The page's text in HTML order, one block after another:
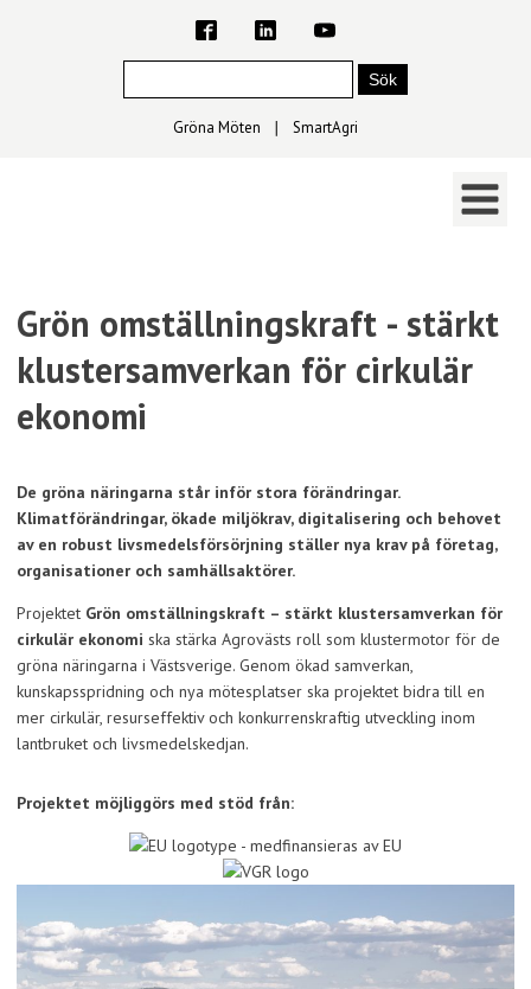
Gröna Möten ∣ SmartAgri
Grön omställningskraft - stärkt
klustersamverkan för cirkulär
ekonomi
De gröna näringarna står inför stora förändringar.
Klimatförändringar, ökade miljökrav, digitalisering och behovet
av en robust livsmedelsförsörjning ställer nya krav på företag,
organisationer och samhällsaktörer.
Projektet Grön omställningskraft – stärkt klustersamverkan för
cirkulär ekonomi ska stärka Agrovästs roll som klustermotor för de
gröna näringarna i Västsverige. Genom ökad samverkan,
kunskapsspridning och nya mötesplatser ska projektet bidra till en
mer cirkulär, resurseffektiv och konkurrenskraftig utveckling inom
lantbruket och livsmedelskedjan.
Projektet möjliggörs med stöd från: